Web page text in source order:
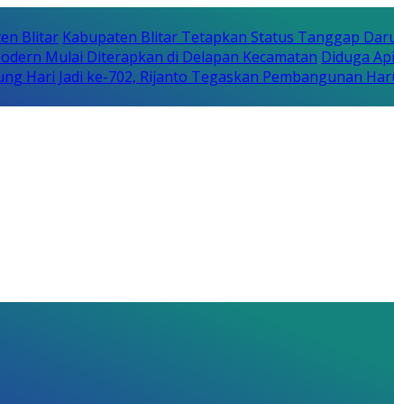
Blitar Kabupaten Blitar Tetapkan Status Tanggap
Mulai Diterapkan di Delapan Kecamatan Diduga
Hari Jadi ke-702, Rijanto Tegaskan Pembangunan